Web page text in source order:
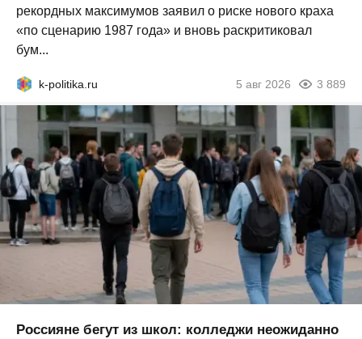
рекордных максимумов заявил о риске нового краха
«по сценарию 1987 года» и вновь раскритиковал
бум...
k-politika.ru 5 авг 2026 3 889
Россияне бегут из школ: колледжи неожиданно